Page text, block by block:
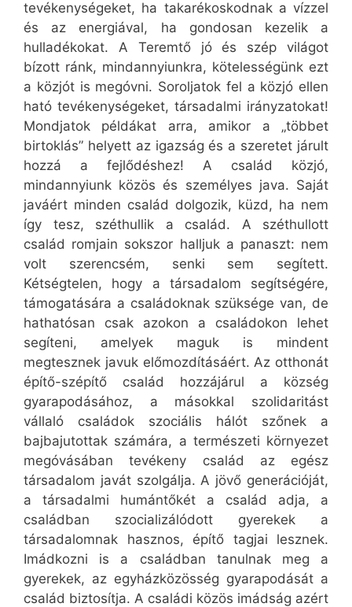
tevékenységeket, ha takarékoskodnak a vízzel
és az energiával, ha gondosan kezelik a
hulladékokat. A Teremtő jó és szép világot
bízott ránk, mindannyiunkra, kötelességünk ezt
a közjót is megóvni. Soroljatok fel a közjó ellen
ható tevékenységeket, társadalmi irányzatokat!
Mondjatok példákat arra, amikor a „többet
birtoklás” helyett az igazság és a szeretet járult
hozzá a fejlődéshez! A család közjó,
mindannyiunk közös és személyes java. Saját
javáért minden család dolgozik, küzd, ha nem
így tesz, széthullik a család. A széthullott
család romjain sokszor halljuk a panaszt: nem
volt szerencsém, senki sem segített.
Kétségtelen, hogy a társadalom segítségére,
támogatására a családoknak szüksége van, de
hathatósan csak azokon a családokon lehet
segíteni, amelyek maguk is mindent
megtesznek javuk előmozdításáért. Az otthonát
építő-szépítő család hozzájárul a község
gyarapodásához, a másokkal szolidaritást
vállaló családok szociális hálót szőnek a
bajbajutottak számára, a természeti környezet
megóvásában tevékeny család az egész
társadalom javát szolgálja. A jövő generációját,
a társadalmi humántőkét a család adja, a
családban szocializálódott gyerekek a
társadalomnak hasznos, építő tagjai lesznek.
Imádkozni is a családban tanulnak meg a
gyerekek, az egyházközösség gyarapodását a
család biztosítja. A családi közös imádság azért